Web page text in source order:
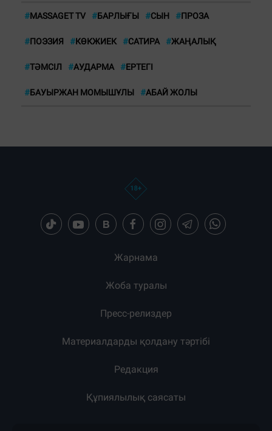
#MASSAGET TV #БАРЛЫҒЫ #СЫН #ПРОЗА
#ПОЭЗИЯ #КӨКЖИЕК #САТИРА #ЖАҢАЛЫҚ
#ТӘМСІЛ #АУДАРМА #ЕРТЕГІ
#БАУЫРЖАН МОМЫШҰЛЫ #АБАЙ ЖОЛЫ
Жарнама
Жоба туралы
Пресс-релиздер
Материалдарды қолдану тәртібі
Редакция
Құпиялылық саясаты